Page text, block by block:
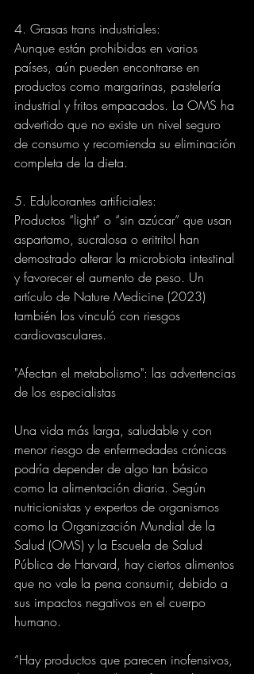
4. Grasas trans industriales:
Aunque están prohibidas en varios
países, aún pueden encontrarse en
productos como margarinas, pastelería
industrial y fritos empacados. La OMS ha
advertido que no existe un nivel seguro
de consumo y recomienda su eliminación
completa de la dieta.
5. Edulcorantes artificiales:
Productos “light” o “sin azúcar” que usan
aspartamo, sucralosa o eritritol han
demostrado alterar la microbiota intestinal
y favorecer el aumento de peso. Un
artículo de Nature Medicine (2023)
también los vinculó con riesgos
cardiovasculares.
"Afectan el metabolismo": las advertencias
de los especialistas
Una vida más larga, saludable y con
menor riesgo de enfermedades crónicas
podría depender de algo tan básico
como la alimentación diaria. Según
nutricionistas y expertos de organismos
como la Organización Mundial de la
Salud (OMS) y la Escuela de Salud
Pública de Harvard, hay ciertos alimentos
que no vale la pena consumir, debido a
sus impactos negativos en el cuerpo
humano.
“Hay productos que parecen inofensivos,